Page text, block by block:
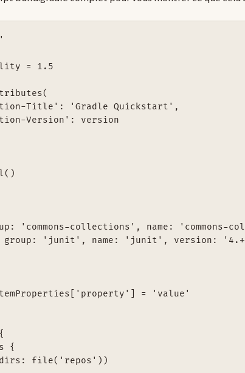
= 1.5
Title': 'Gradle Quickstart',
Version': version
'commons-collections', name: 'commons-
group: 'junit', name: 'junit', version:
= 'value'
{
file('repos'))